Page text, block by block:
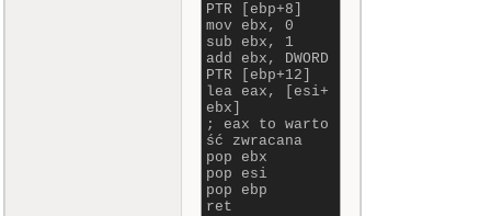
PTR [ebp+8]
mov ebx, 0
sub ebx, 1
add ebx, DWORD
PTR [ebp+12]
lea eax, [esi+
ebx]
; eax to warto
ść zwracana
pop ebx
pop esi
pop ebp
ret